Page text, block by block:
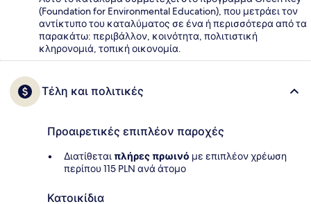
(Foundation for Environmental Education), που μετράει τον
αντίκτυπο του καταλύματος σε ένα ή περισσότερα από τα
παρακάτω: περιβάλλον, κοινότητα, πολιτιστική
κληρονομιά, τοπική οικονομία.
Τέλη και πολιτικές
Προαιρετικές επιπλέον παροχές
Διατίθεταιπλήρες πρωινό με επιπλέον χρέωση
περίπου 115 PLN ανά άτομο
Κατοικίδια